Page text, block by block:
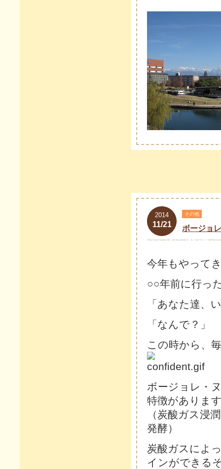
2014
11/21
その他
ボージョ
今年もやって
○○年前に行っ
「あなた達、
「なんで？」
この時から、
ボージョレ・
特徴がありま
（炭酸ガス浸
発酵）
炭酸ガスによ
インができる